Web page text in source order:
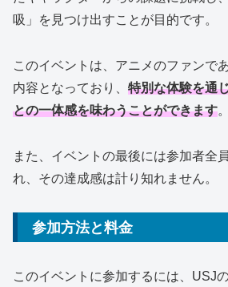
吸」を見つけ出すことが目的です。
このイベントは、アニメのファンで
内容となっており、 特別な体験を通
との一体感を味わうことができます。
また、イベントの最後には参加者全
れ、その達成感は計り知れません。
参加方法と料金
このイベントに参加するには、USJ